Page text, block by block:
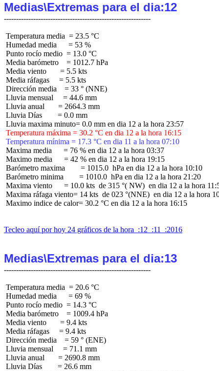
Medias\Extremas para el dia:12
Temperatura media  = 23.5 °C
Humedad media      = 53 %
Punto rocío medio  = 13.0 °C
Media barómetro    = 1012.7 hPa
Media viento       = 5.5 kts
Media ráfagas     = 5.5 kts
Dirección media    = 33 ° (NNE)
Lluvia mensual     = 44.6 mm
Lluvia anual       = 2664.3 mm
Lluvia Días        = 0.0 mm
Temperatura máxima = 30.2 °C en dia 12 a la hora 16:15
Temperatura mínima = 17.3 °C en dia 11 a la hora 07:10
Maxima media      = 76 % en dia 12 a la hora 03:37
Maximo media      = 42 % en dia 12 a la hora 19:15
Barómetro maxima        = 1015.0  hPa en dia 12 a la hora 10:10
Barómetro minima        = 1010.0  hPa en dia 12 a la hora 21:20
Maxima viento      = 10.0 kts  de 315 °( NW)  en dia 12 a la hora
Maxima ráfaga viento= 14 kts  de 023 °(NNE)  en dia 12 a la hora
Maximo indice de calor= 30.2 °C en dia 12 a la hora 16:15
Tecleo aquí por hoy 24 gráficos de la hora  :12  :11  :2016
Medias\Extremas para el dia:13
Temperatura media  = 20.6 °C
Humedad media      = 69 %
Punto rocío medio  = 14.3 °C
Media barómetro    = 1009.4 hPa
Media viento       = 9.4 kts
Media ráfagas     = 9.4 kts
Dirección media    = 59 ° (ENE)
Lluvia mensual     = 71.1 mm
Lluvia anual       = 2690.8 mm
Lluvia Días        = 26.6 mm